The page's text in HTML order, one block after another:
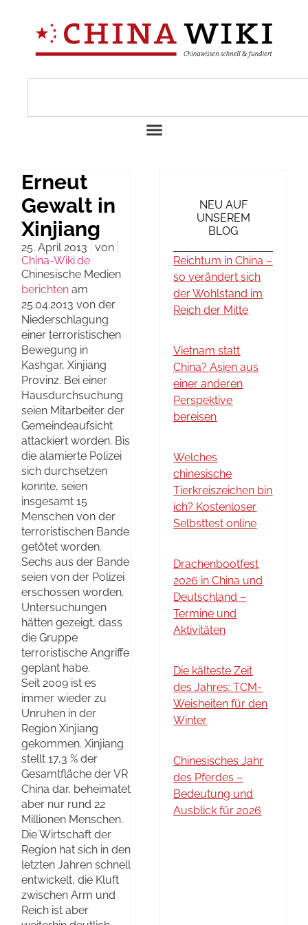
Erneut
Gewalt in
Xinjiang
25. April 2013
von
China-Wiki.de
Chinesische Medien
berichten am
25.04.2013 von der
Niederschlagung
einer terroristischen
Bewegung in
Kashgar, Xinjiang
Provinz. Bei einer
Hausdurchsuchung
seien Mitarbeiter der
Gemeindeaufsicht
attackiert worden. Bis
die alamierte Polizei
sich durchsetzen
konnte, seien
insgesamt 15
Menschen von der
terroristischen Bande
getötet worden.
Sechs aus der Bande
seien von der Polizei
erschossen worden.
Untersuchungen
hätten gezeigt, dass
die Gruppe
terroristische Angriffe
geplant habe.
Seit 2009 ist es
immer wieder zu
Unruhen in der
Region Xinjiang
gekommen. Xinjiang
stellt 17,3 % der
Gesamtfläche der VR
China dar, beheimatet
aber nur rund 22
Millionen Menschen.
Die Wirtschaft der
Region hat sich in den
letzten Jahren schnell
entwickelt, die Kluft
zwischen Arm und
Reich ist aber
NEU AUF
UNSEREM
BLOG
Reichtum in China –
so verändert sich
der Wohlstand im
Reich der Mitte
Vietnam statt
China? Asien aus
einer anderen
Perspektive
bereisen
Welches
chinesische
Tierkreiszeichen bin
ich? Kostenloser
Selbsttest online
Drachenbootfest
2026 in China und
Deutschland –
Termine und
Aktivitäten
Die kälteste Zeit
des Jahres: TCM-
Weisheiten für den
Winter
Chinesisches Jahr
des Pferdes –
Bedeutung und
Ausblick für 2026